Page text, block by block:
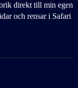
direkt till min egen
och rensar i Safari